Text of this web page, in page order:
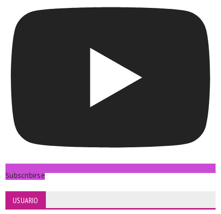
Subscribirse
USUARIO